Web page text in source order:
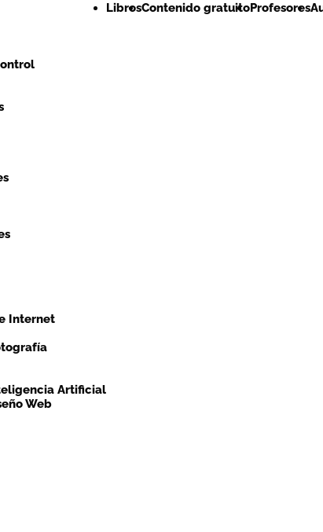
Internet
Artificial
Web
LibrosContenido gratuitoProfesores